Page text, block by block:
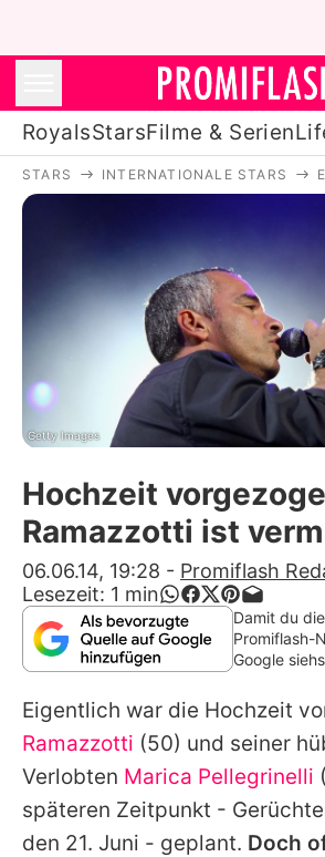
RoyalsStarsFilme & Serien
Royals
Stars
Filme & Serien
Lifestyle
Familie & Liebe
Promiflash
Alle Themen auf
App runterladen
Team
Redaktionelle
Impressum
STARS INTERNATIONALE STARS
Getty Images
Hochzeit
Ramazzotti ist
06.06.14, 19:28 - Promiflash
Lesezeit: 1 min
Damit du
Promiflash-
Google
Eigentlich war die Hochzeit
Ramazzotti (50) und seiner
Verlobten Marica Pellegrinelli
späteren Zeitpunkt -
den 21. Juni - geplant. Doch